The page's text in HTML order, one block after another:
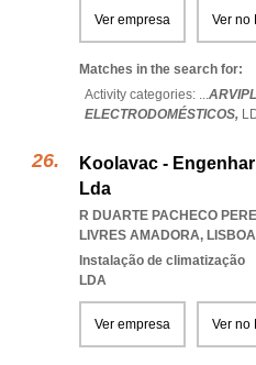
Ver empresa Ver no
Matches in the search for:
Activity categories: ...
ELECTRODOMÉSTICOS,
Koolavac -
Lda
R DUARTE PACHECO
LIVRES AMADORA, LISBOA
Instalação de climatização
LDA
Ver empresa Ver no